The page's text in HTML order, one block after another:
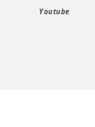
Youtube